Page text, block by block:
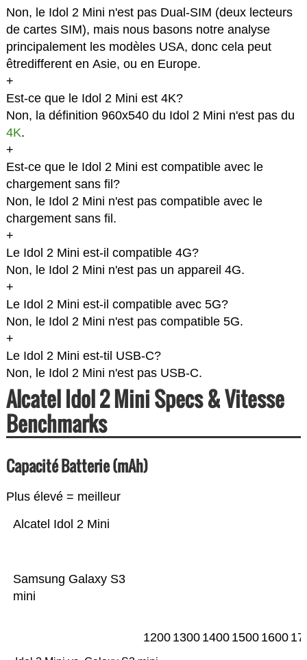
Non, le Idol 2 Mini n'est pas Dual-SIM (deux lecteurs
de cartes SIM), mais nous basons notre analyse
principalement les modèles USA, donc cela peut
êtredifferent en Asie, ou en Europe.
+
Est-ce que le Idol 2 Mini est 4K?
Non, la définition 960x540 du Idol 2 Mini n'est pas du
4K.
+
Est-ce que le Idol 2 Mini est compatible avec le
chargement sans fil?
Non, le Idol 2 Mini n'est pas compatible avec le
chargement sans fil.
+
Le Idol 2 Mini est-il compatible 4G?
Non, le Idol 2 Mini n'est pas un appareil 4G.
+
Le Idol 2 Mini est-il compatible avec 5G?
Non, le Idol 2 Mini n'est pas compatible 5G.
+
Le Idol 2 Mini est-til USB-C?
Non, le Idol 2 Mini n'est pas USB-C.
Alcatel Idol 2 Mini Specs & Vitesse
Benchmarks
Capacité Batterie (mAh)
Plus élevé = meilleur
Samsung Galaxy S3
mini
Alcatel Idol 2 Mini
1200 1300 1400 1500 1600